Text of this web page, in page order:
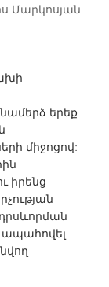
Մարկոսյան
երեք
միջոցով:
իրենց
ապահովել